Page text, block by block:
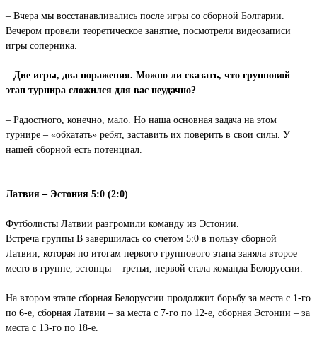
– Вчера мы восстанавливались после игры со сборной Болгарии.
Вечером провели теоретическое занятие, посмотрели видеозаписи
игры соперника.
– Две игры, два поражения. Можно ли сказать, что групповой
этап турнира сложился для вас неудачно?
– Радостного, конечно, мало. Но наша основная задача на этом
турнире – «обкатать» ребят, заставить их поверить в свои силы. У
нашей сборной есть потенциал.
Латвия – Эстония 5:0 (2:0)
Футболисты Латвии разгромили команду из Эстонии.
Встреча группы В завершилась со счетом 5:0 в пользу сборной
Латвии, которая по итогам первого группового этапа заняла второе
место в группе, эстонцы – третьи, первой стала команда Белоруссии.
На втором этапе сборная Белоруссии продолжит борьбу за места с 1-го
по 6-е, сборная Латвии – за места с 7-го по 12-е, сборная Эстонии – за
места с 13-го по 18-е.